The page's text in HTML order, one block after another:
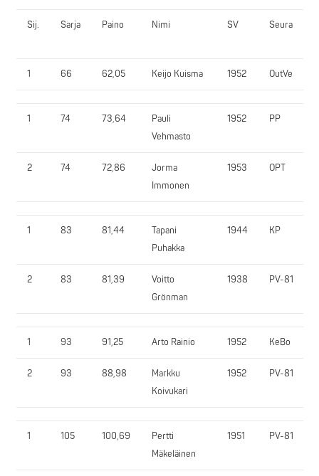
Sij. Sarja Paino Nimi SV Seura
1 66 62,05 Keijo Kuisma 1952 OutVe
1 74 73,64
Pauli
Vehmasto
1952 PP
2 74 72,86
Jorma
Immonen
1953 OPT
1 83 81,44
Tapani
Puhakka
1944 KP
2 83 81,39
Voitto
Grönman
1938 PV-81
1 93 91,25 Arto Rainio 1952 KeBo
2 93 88,98
Markku
Koivukari
1952 PV-81
1 105 100,69
Pertti
Mäkeläinen
1951 PV-81